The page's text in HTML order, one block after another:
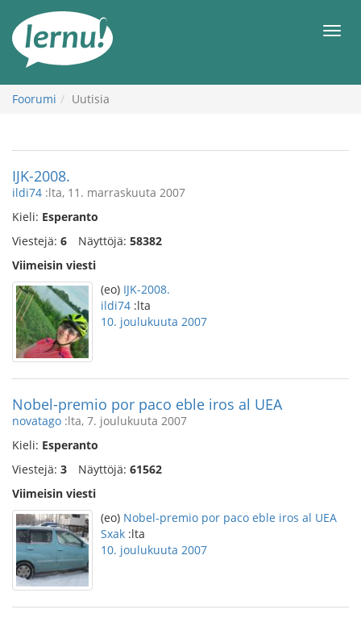
sisältöön
Foorumi Uutisia
IJK-2008.
ildi74 :lta, 11. marraskuuta 2007
Kieli: Esperanto
Viestejä: 6 Näyttöjä: 58382
Viimeisin viesti
(eo) IJK-2008.
ildi74 :lta
10. joulukuuta 2007
Nobel-premio por paco eble iros al UEA
novatago :lta, 7. joulukuuta 2007
Kieli: Esperanto
Viestejä: 3 Näyttöjä: 61562
Viimeisin viesti
(eo) Nobel-premio por paco eble iros al UEA
Sxak :lta
10. joulukuuta 2007